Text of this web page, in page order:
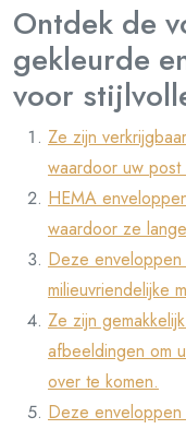
Ontdek de
gekleurde
voor
Ze zijn
waardoor uw post
HEMA
waardoor ze
Deze
milieuvriendelijke
Ze zijn
afbeeldingen om
over te komen.
Deze